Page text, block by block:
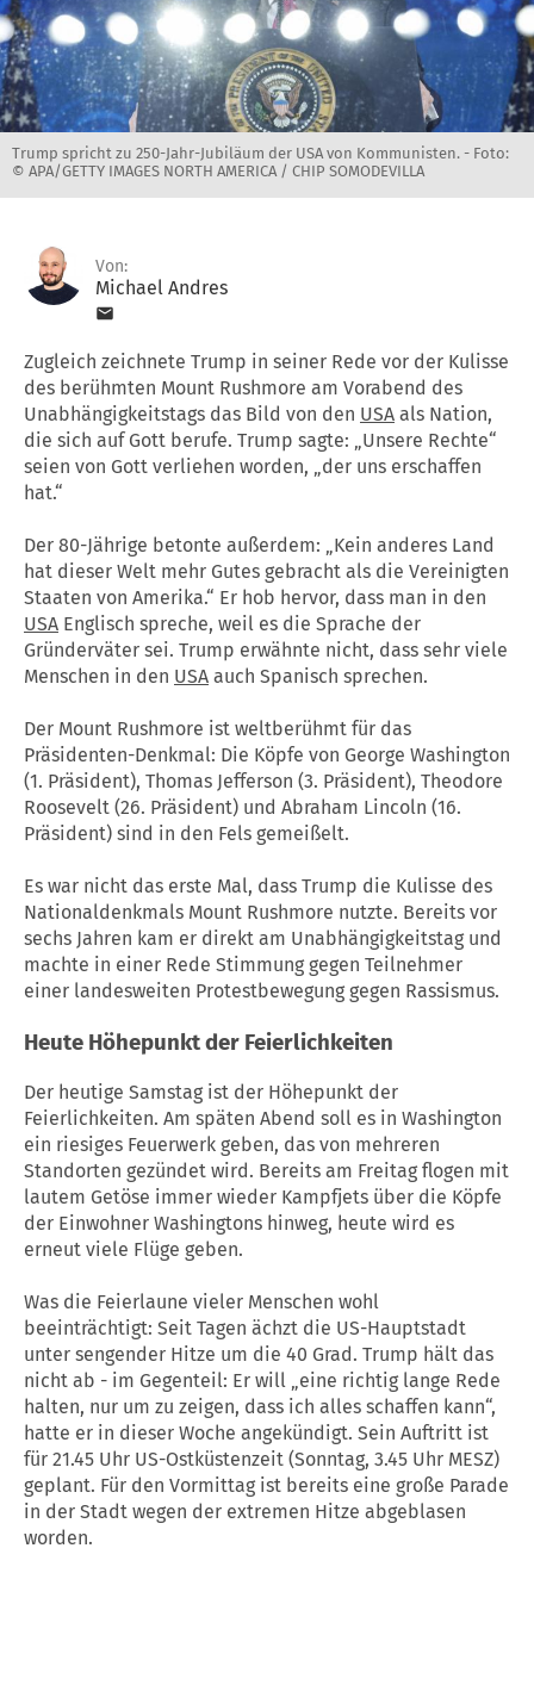
Trump spricht zu 250-Jahr-Jubiläum der USA von Kommunisten. - Foto:
© APA/GETTY IMAGES NORTH AMERICA / CHIP SOMODEVILLA
Von:
Michael Andres
Zugleich zeichnete Trump in seiner Rede vor der Kulisse
des berühmten Mount Rushmore am Vorabend des
Unabhängigkeitstags das Bild von den USA als Nation,
die sich auf Gott berufe. Trump sagte: „Unsere Rechte“
seien von Gott verliehen worden, „der uns erschaffen
hat.“
Der 80-Jährige betonte außerdem: „Kein anderes Land
hat dieser Welt mehr Gutes gebracht als die Vereinigten
Staaten von Amerika.“ Er hob hervor, dass man in den
USA Englisch spreche, weil es die Sprache der
Gründerväter sei. Trump erwähnte nicht, dass sehr viele
Menschen in den USA auch Spanisch sprechen.
Der Mount Rushmore ist weltberühmt für das
Präsidenten-Denkmal: Die Köpfe von George Washington
(1. Präsident), Thomas Jefferson (3. Präsident), Theodore
Roosevelt (26. Präsident) und Abraham Lincoln (16.
Präsident) sind in den Fels gemeißelt.
Es war nicht das erste Mal, dass Trump die Kulisse des
Nationaldenkmals Mount Rushmore nutzte. Bereits vor
sechs Jahren kam er direkt am Unabhängigkeitstag und
machte in einer Rede Stimmung gegen Teilnehmer
einer landesweiten Protestbewegung gegen Rassismus.
Heute Höhepunkt der Feierlichkeiten
Der heutige Samstag ist der Höhepunkt der
Feierlichkeiten. Am späten Abend soll es in Washington
ein riesiges Feuerwerk geben, das von mehreren
Standorten gezündet wird. Bereits am Freitag flogen mit
lautem Getöse immer wieder Kampfjets über die Köpfe
der Einwohner Washingtons hinweg, heute wird es
erneut viele Flüge geben.
Was die Feierlaune vieler Menschen wohl
beeinträchtigt: Seit Tagen ächzt die US-Hauptstadt
unter sengender Hitze um die 40 Grad. Trump hält das
nicht ab - im Gegenteil: Er will „eine richtig lange Rede
halten, nur um zu zeigen, dass ich alles schaffen kann“,
hatte er in dieser Woche angekündigt. Sein Auftritt ist
für 21.45 Uhr US-Ostküstenzeit (Sonntag, 3.45 Uhr MESZ)
geplant. Für den Vormittag ist bereits eine große Parade
in der Stadt wegen der extremen Hitze abgeblasen
worden.